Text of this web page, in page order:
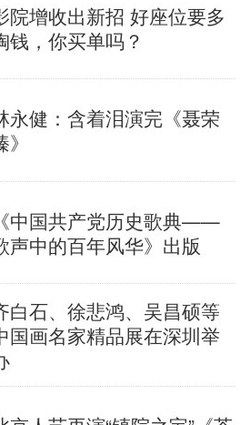
院增收出新招 好座位要多
钱，你买单吗？
永健：含着泪演完《聂荣
《中国共产党历史歌典——
声中的百年风华》出版
白石、徐悲鸿、吴昌硕等
国画名家精品展在深圳举